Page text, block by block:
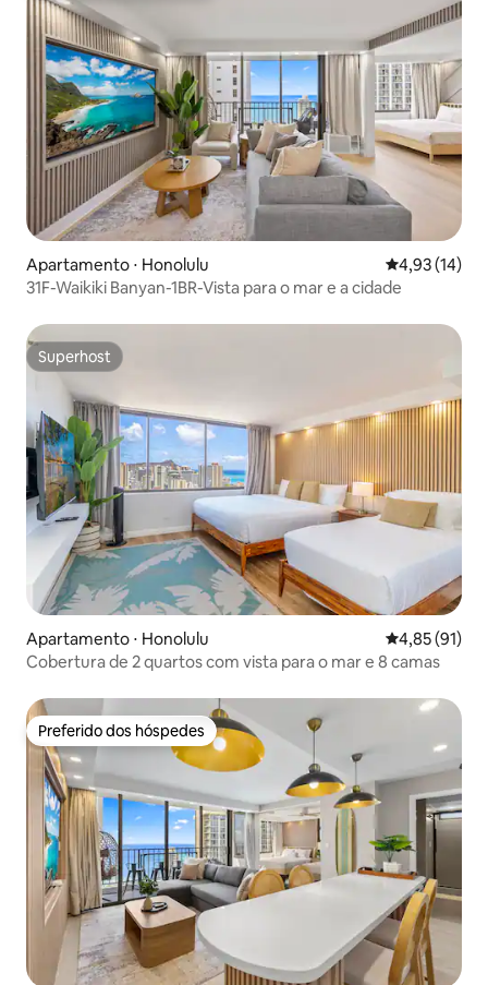
Apartamento ⋅ Honolulu 4,93 de uma
4,93 (14)
31F-Waikiki Banyan-1BR-Vista para o mar e a cidade
Superhost
Superhost
Apartamento ⋅ Honolulu 4,85 de uma
4,85 (91)
Cobertura de 2 quartos com vista para o mar e 8 camas
Preferido dos hóspedes
Preferido dos hóspedes